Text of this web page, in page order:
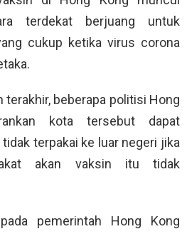
terdekat berjuang untuk
cukup ketika virus corona
terakhir, beberapa politisi Hong
kota tersebut dapat
terpakai ke luar negeri jika
akan vaksin itu tidak
pemerintah Hong Kong